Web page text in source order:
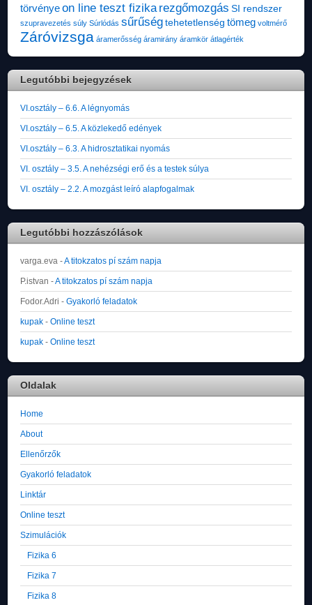
törvényeon line teszt fizika rezgőmozgás SI rendszer
szupravezetés súly Súrlódás sűrűség tehetetlenség tömeg voltmérő
Záróvizsga áramerősség áramirány áramkör átlagérték
Legutóbbi bejegyzések
VI.osztály – 6.6. A légnyomás
VI.osztály – 6.5. A közlekedő edények
VI.osztály – 6.3. A hidrosztatikai nyomás
VI. osztály – 3.5. A nehézségi erő és a testek súlya
VI. osztály – 2.2. A mozgást leíró alapfogalmak
Legutóbbi hozzászólások
varga.eva -A titokzatos pí szám napja
P.istvan -A titokzatos pí szám napja
Fodor.Adri -Gyakorló feladatok
kupak -Online teszt
kupak -Online teszt
Oldalak
Home
About
Ellenőrzők
Gyakorló feladatok
Linktár
Online teszt
Szimulációk
Fizika 6
Fizika 7
Fizika 8